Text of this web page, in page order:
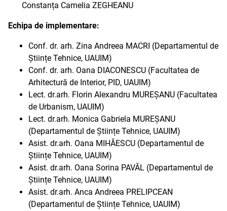
Constanța Camelia ZEGHEANU
Echipa de implementare:
Conf. dr. arh. Zina Andreea MACRI (Departamentul de
Științe Tehnice, UAUIM)
Conf. dr. arh. Oana DIACONESCU (Facultatea de
Arhitectură de Interior, PID, UAUIM)
Lect. dr.arh. Florin Alexandru MUREȘANU (Facultatea
de Urbanism, UAUIM)
Lect. dr.arh. Monica Gabriela MUREȘANU
(Departamentul de Științe Tehnice, UAUIM)
Asist. dr.arh. Oana MIHĂESCU (Departamentul de
Științe Tehnice, UAUIM)
Asist. dr.arh. Oana Sorina PAVĂL (Departamentul de
Științe Tehnice, UAUIM)
Asist. dr.arh. Anca Andreea PRELIPCEAN
(Departamentul de Științe Tehnice, UAUIM)